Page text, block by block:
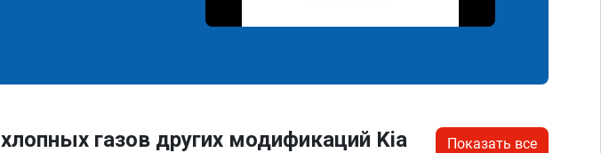
газов других модификаций Kia
Показать все